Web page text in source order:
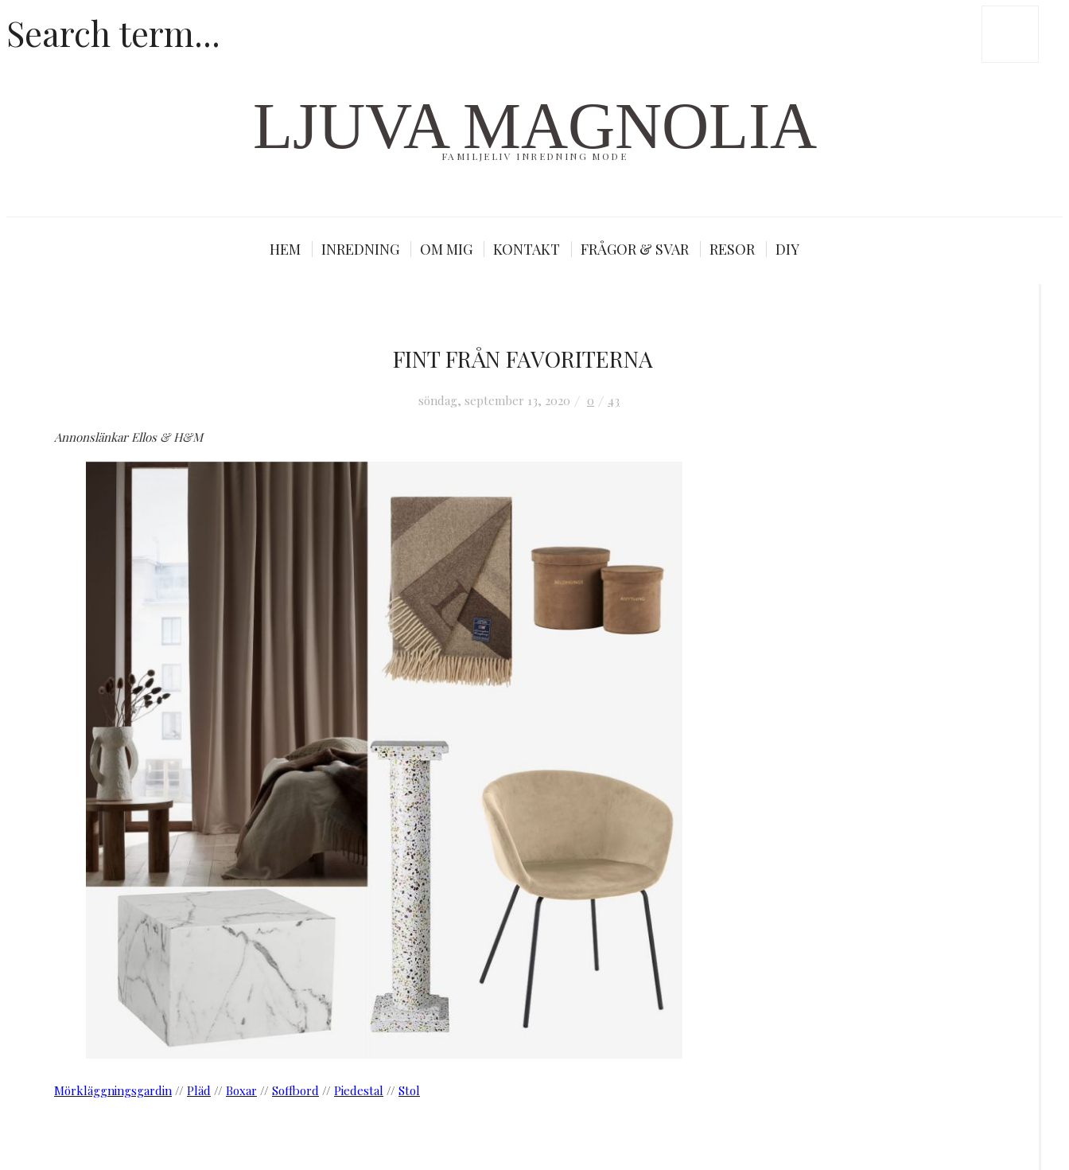
LJUVA MAGNOLIA
FAMILJELIV INREDNING MODE
HEM INREDNING OM MIG KONTAKT FRÅGOR & SVAR RESOR DIY
FINT FRÅN FAVORITERNA
söndag, september 13, 2020 0 43
Annonslänkar Ellos & H&M
Mörkläggningsgardin // Pläd // Boxar // Soffbord // Piedestal // Stol